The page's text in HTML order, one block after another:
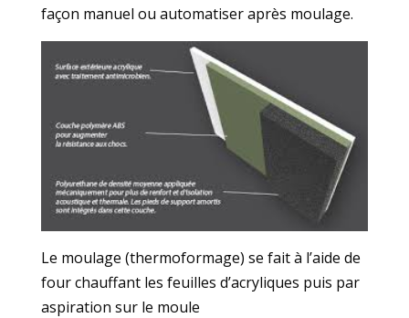
façon manuel ou automatiser après moulage.
Le moulage (thermoformage) se fait à l’aide de
four chauffant les feuilles d’acryliques puis par
aspiration sur le moule